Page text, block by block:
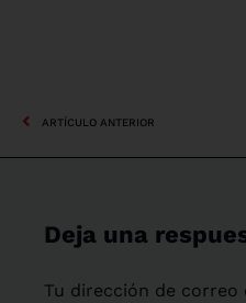
ARTÍCULO ANTERIOR
Deja una
Tu dirección de